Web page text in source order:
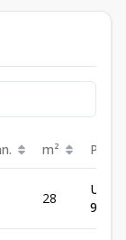
m² Precio
28
US$